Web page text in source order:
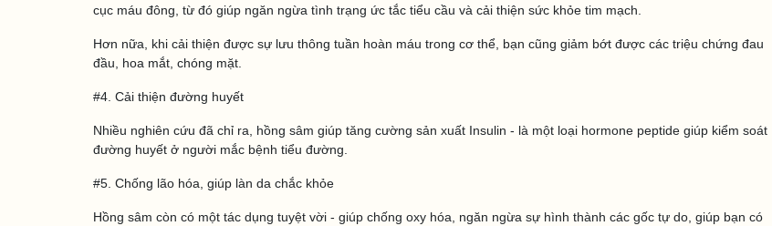
cục máu đông, từ đó giúp ngăn ngừa tình trạng ức tắc tiểu cầu và cải thiện sức khỏe tim mạch.
Hơn nữa, khi cải thiện được sự lưu thông tuần hoàn máu trong cơ thể, bạn cũng giảm bớt được các triệu chứng đau
đầu, hoa mắt, chóng mặt.
#4. Cải thiện đường huyết
Nhiều nghiên cứu đã chỉ ra, hồng sâm giúp tăng cường sản xuất Insulin - là một loại hormone peptide giúp kiểm soát
đường huyết ở người mắc bệnh tiểu đường.
#5. Chống lão hóa, giúp làn da chắc khỏe
Hồng sâm còn có một tác dụng tuyệt vời - giúp chống oxy hóa, ngăn ngừa sự hình thành các gốc tự do, giúp bạn có